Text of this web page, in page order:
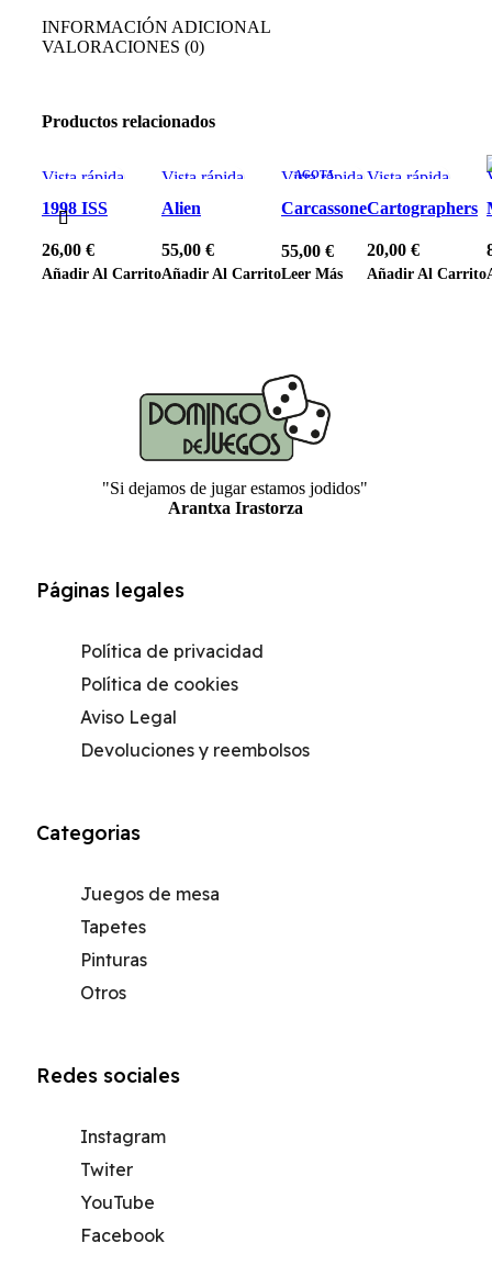
INFORMACIÓN ADICIONAL
VALORACIONES (0)
Productos relacionados
Vista rápida
1998 ISS
26,00 €
Añadir Al Carrito
Vista rápida
Alien
55,00 €
Añadir Al Carrito
AGOTA
Vista rápida
Carcassone
55,00 €
Leer Más
Vista rápida
Cartographers
20,00 €
Añadir Al Carrito
"Si dejamos de jugar estamos jodidos"
Arantxa Irastorza
Páginas legales
Política de privacidad
Política de cookies
Aviso Legal
Devoluciones y reembolsos
Categorias
Juegos de mesa
Tapetes
Pinturas
Otros
Redes sociales
Instagram
Twiter
YouTube
Facebook